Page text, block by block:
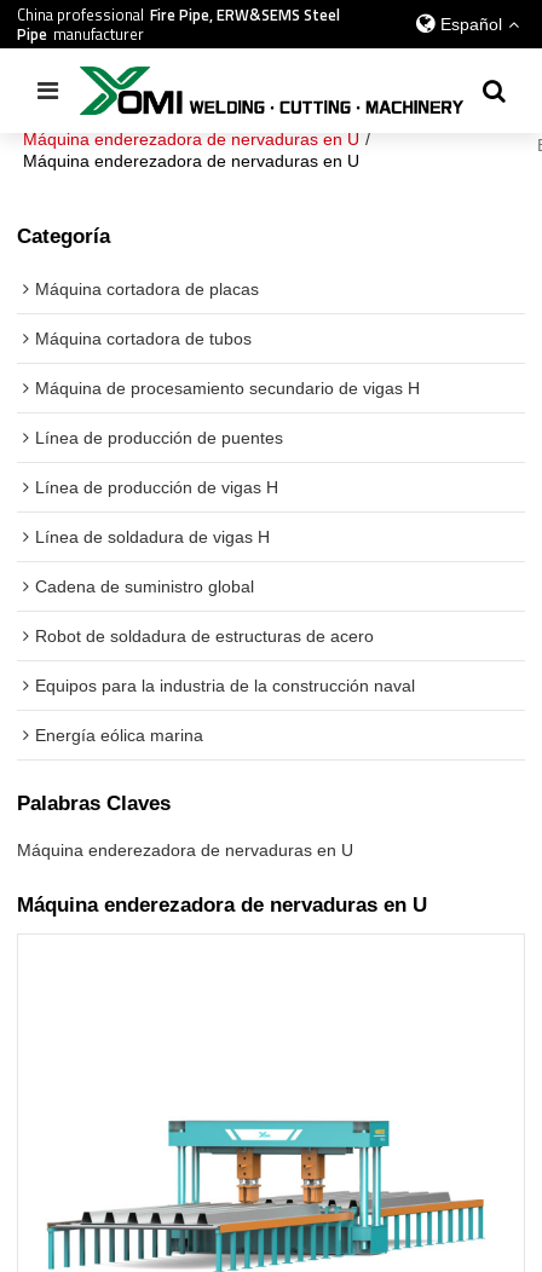
China professional Fire Pipe, ERW&SEMS Steel
Pipe manufacturer Español
todos / Línea de producción de puentes /
Máquina enderezadora de nervaduras en U /
Máquina enderezadora de nervaduras en U
Categoría
Máquina cortadora de placas
Máquina cortadora de tubos
Máquina de procesamiento secundario de vigas H
Línea de producción de puentes
Línea de producción de vigas H
Línea de soldadura de vigas H
Cadena de suministro global
Robot de soldadura de estructuras de acero
Equipos para la industria de la construcción naval
Energía eólica marina
Palabras Claves
Máquina enderezadora de nervaduras en U
Máquina enderezadora de nervaduras en U